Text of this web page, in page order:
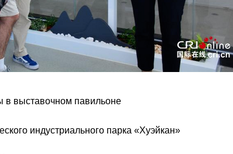
в выставочном павильоне
индустриального парка «Хуэйкан»